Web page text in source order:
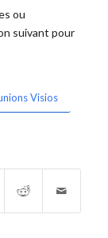
ou
suivant pour
Visios